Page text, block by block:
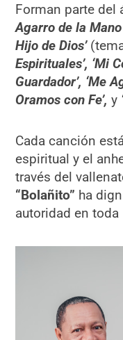
Forman parte del
Agarro de la Mano
Hijo de Dios’
Espirituales’, ‘Mi
Guardador’, ‘Me
Oramos con Fe’, y
Cada canción
espiritual y el
través del
“Bolañito” ha
autoridad en